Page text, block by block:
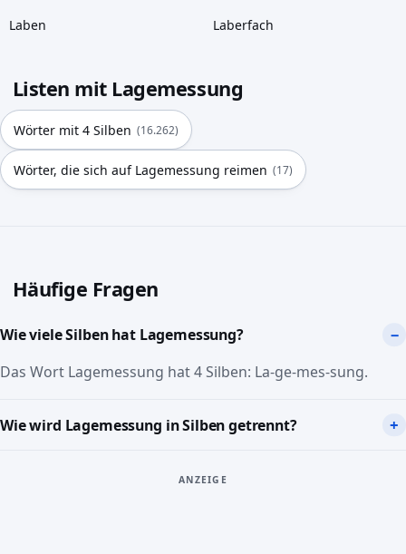
Laben Laberfach
Listen mit Lagemessung
Wörter mit 4 Silben (16.262)
Wörter, die sich auf Lagemessung reimen (17)
Häufige Fragen
Wie viele Silben hat Lagemessung?
Das Wort Lagemessung hat 4 Silben: La-ge-mes-sung.
Wie wird Lagemessung in Silben getrennt?
ANZEIGE